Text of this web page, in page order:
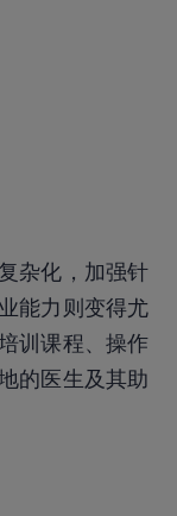
杂化，加强针
能力则变得尤
训课程、操作
的医生及其助